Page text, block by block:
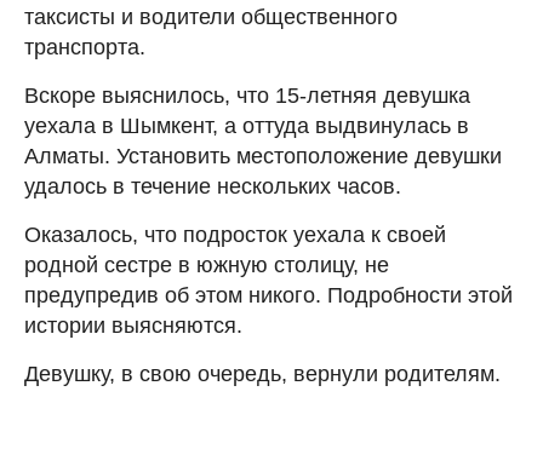
таксисты и водители общественного
транспорта.
Вскоре выяснилось, что 15-летняя девушка
уехала в Шымкент, а оттуда выдвинулась в
Алматы. Установить местоположение девушки
удалось в течение нескольких часов.
Оказалось, что подросток уехала к своей
родной сестре в южную столицу, не
предупредив об этом никого. Подробности этой
истории выясняются.
Девушку, в свою очередь, вернули родителям.